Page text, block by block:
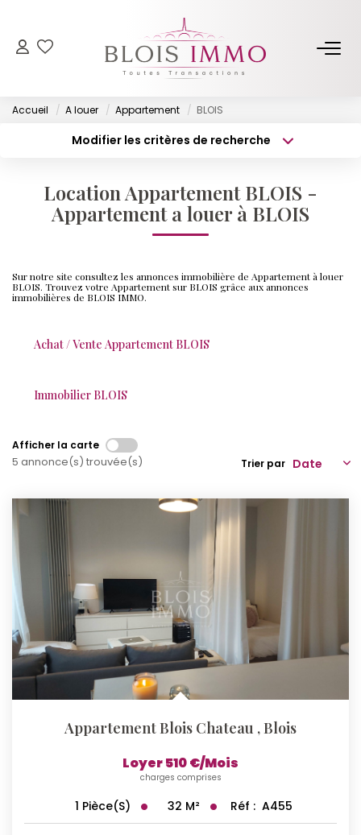
NOS BIENS
Acheter
Louer
Off Market
FAIRE GÉRER
NOTRE AGENCE
Qui Sommes-Nous ?
Nos Actualités
Nos Partenaires
CONTACT
Accueil A louer Appartement BLOIS
Modifier les critères de recherche
Sélectionnez...
Type de bien
Surface min
Créer une alerte
Location Appartement BLOIS -
Appartement a louer à BLOIS
Sur notre site consultez les annonces immobilière de Appartement à louer
BLOIS. Trouvez votre Appartement sur BLOIS grâce aux annonces
immobilières de BLOIS IMMO.
Achat / Vente Appartement BLOIS
Immobilier BLOIS
Afficher la carte
5 annonce(s) trouvée(s) Trier par
Appartement Blois Chateau ,Blois
Loyer 510 €/mois
charges comprises
1 Pièce(s) 32 M² Réf : A455